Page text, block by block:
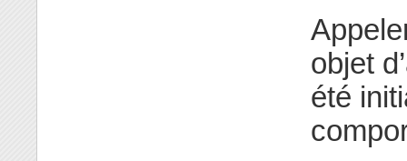
objet
été